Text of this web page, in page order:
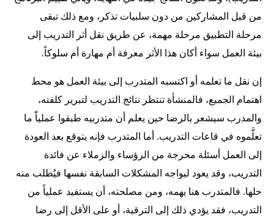
من قبل المشاركين من دون سلبيات تذكر، ومع ذلك تبقى
مرحلة التطبيق مرحلة مهمة، عن طريق نقل أثر التدريب إلى
بيئة العمل سواء أكان هذا الأثر معرفة أم مهارة أم سلوكاً.
إن نقل ما تعلمه أو اكتسبه المتدرب إلى بيئة العمل هو محط
اهتمام الجميع، فالمنشأة تنتظر نتائج التدريب لتبرير كلفته،
والمدرب سيشعر بالرضا حين يعلم أن متدربيه طبقوا عملياًَ ما
تعلَّموه في قاعات التدريب. أما المتدرب فإنه يتوقع بعد العودة
إلى العمل أسئلة محرجة من الرؤساء والزملاء عن فائدة
التدريب، وقد يعود ليواجه المشكلات السابقة نفسها فيُطلب منه
حلها. فالمتدرب هنا يهمه، ومن مصلحته، أن يستفيد عملياً من
التدريب، فقد يؤدي ذلك إلى الترقية، أو على الأقل إلى رضا